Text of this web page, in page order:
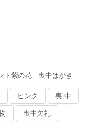
ト紫の花 喪中はがき
ピンク 喪 中
喪中欠礼